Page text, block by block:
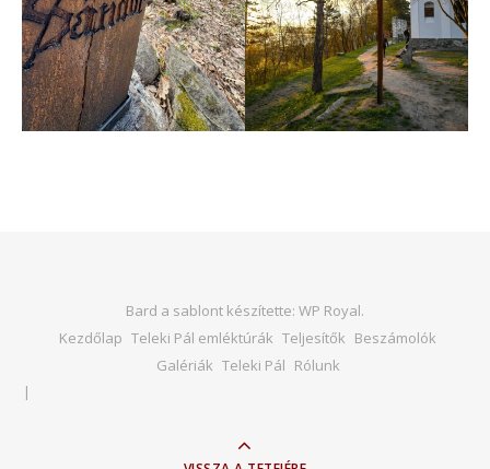
Bard a sablont készítette: WP Royal.
Kezdőlap Teleki Pál emléktúrák Teljesítők Beszámolók
Galériák Teleki Pál Rólunk